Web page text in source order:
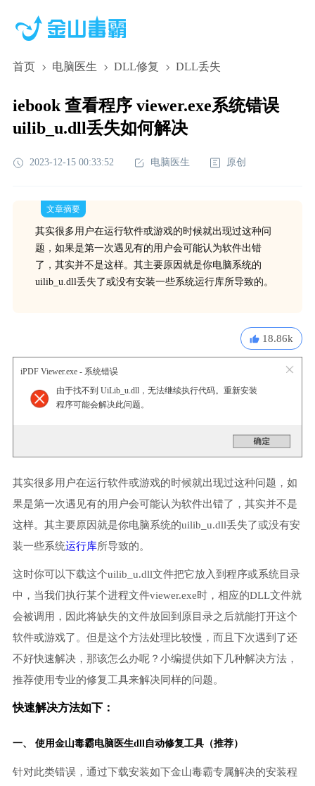
首页 电脑医生 DLL修复 DLL丢失
iebook 查看程序 viewer.exe系统错误
uilib_u.dll丢失如何解决
2023-12-15 00:33:52 电脑医生 原创
文章摘要
其实很多用户在运行软件或游戏的时候就出现过这种问
题，如果是第一次遇见有的用户会可能认为软件出错
了，其实并不是这样。其主要原因就是你电脑系统的
uilib_u.dll丢失了或没有安装一些系统运行库所导致的。
18.86k
iPDF Viewer.exe - 系统错误
由于找不到 UiLib_u.dll，无法继续执行代码。重新安装
程序可能会解决此问题。
其实很多用户在运行软件或游戏的时候就出现过这种问题，如
果是第一次遇见有的用户会可能认为软件出错了，其实并不是
这样。其主要原因就是你电脑系统的uilib_u.dll丢失了或没有安
装一些系统运行库所导致的。
这时你可以下载这个uilib_u.dll文件把它放入到程序或系统目录
中，当我们执行某个进程文件viewer.exe时，相应的DLL文件就
会被调用，因此将缺失的文件放回到原目录之后就能打开这个
软件或游戏了。但是这个方法处理比较慢，而且下次遇到了还
不好快速解决，那该怎么办呢？小编提供如下几种解决方法，
推荐使用专业的修复工具来解决同样的问题。
快速解决方法如下：
一、 使用金山毒霸电脑医生dll自动修复工具（推荐）
针对此类错误，通过下载安装如下金山毒霸专属解决的安装程